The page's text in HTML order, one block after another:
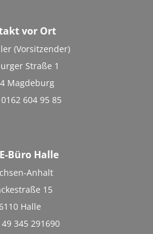
vor Ort
(Vorsitzender)
Straße 1
Magdeburg
604 95 85
Büro Halle
Sachsen-Anhalt
15
Halle
345 291690